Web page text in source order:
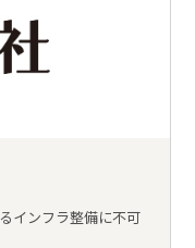
インフラ整備に不可